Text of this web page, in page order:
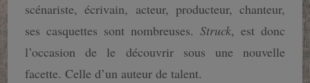
scénariste, écrivain, acteur, producteur, chanteur,
ses casquettes sont nombreuses. Struck, est donc
l’occasion de le découvrir sous une nouvelle
facette. Celle d’un auteur de talent.